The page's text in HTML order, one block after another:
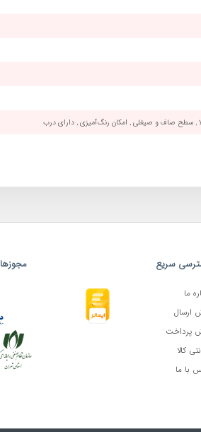
, سطح صاف و صیغلی , امکان رنگ‌آمیزی , دارای درب
سریع
ما
ارسال
پرداخت
کالا
با ما
مجوزها